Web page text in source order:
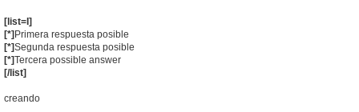
[list=I]
[*] Primera respuesta posible
[*]Segunda respuesta posible
[*]Tercera possible answer
[/list]
creando